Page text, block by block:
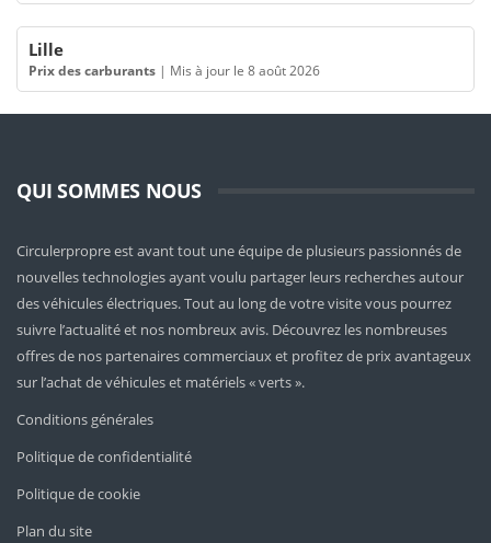
Lille
Prix des carburants | Mis à jour le 8 août 2026
QUI SOMMES NOUS
Circulerpropre est avant tout une équipe de plusieurs passionnés de
nouvelles technologies ayant voulu partager leurs recherches autour
des véhicules électriques. Tout au long de votre visite vous pourrez
suivre l’actualité et nos nombreux avis. Découvrez les nombreuses
offres de nos partenaires commerciaux et profitez de prix avantageux
sur l’achat de véhicules et matériels « verts ».
Conditions générales
Politique de confidentialité
Politique de cookie
Plan du site